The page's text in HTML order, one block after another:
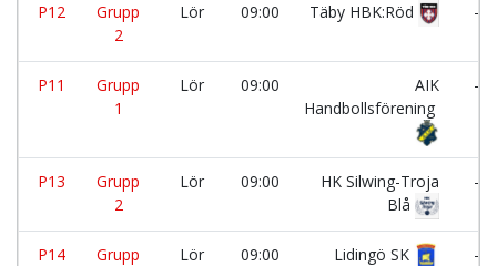
P12
Grupp
2
Lör 09:00 Täby HBK:Röd -
P11
Grupp
1
Lör 09:00
AIK
Handbollsförening
-
P13
Grupp
2
Lör 09:00
HK Silwing-Troja
Blå
-
P14
Grupp
Lör 09:00 Lidingö SK -